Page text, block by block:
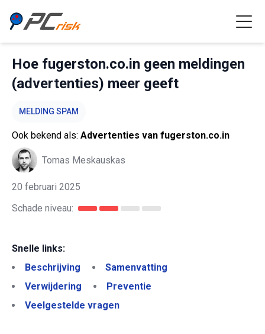
Hoe fugerston.co.in geen meldingen
(advertenties) meer geeft
MELDING SPAM
Ook bekend als: Advertenties van fugerston.co.in
Tomas Meskauskas
20 februari 2025
Schade niveau:
Snelle links:
Beschrijving
Samenvatting
Verwijdering
Preventie
Veelgestelde vragen